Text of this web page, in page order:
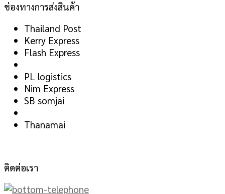
ช่องทางการส่งสินค้า
Thailand Post
Kerry Express
Flash Express
PL logistics
Nim Express
SB somjai
Thanamai
ติดต่อเรา